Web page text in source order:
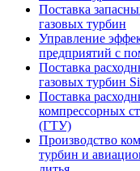
Поставка
газовых турбин
Управление
предприятий с
Поставка
газовых турбин
Поставка
компрессорных
(ГТУ)
Производство
турбин и